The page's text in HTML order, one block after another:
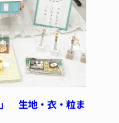
生地・衣・粒ま